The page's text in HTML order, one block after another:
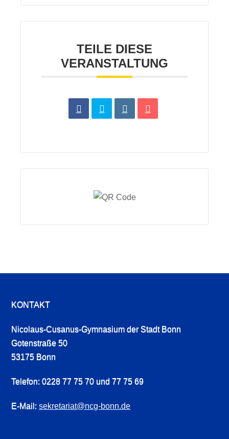
TEILE DIESE
VERANSTALTUNG
KONTAKT
Nicolaus-Cusanus-Gymnasium der Stadt Bonn
Gotenstraße 50
53175 Bonn
Telefon: 0228 77 75 70 und 77 75 69
E-Mail:sekretariat@ncg-bonn.de